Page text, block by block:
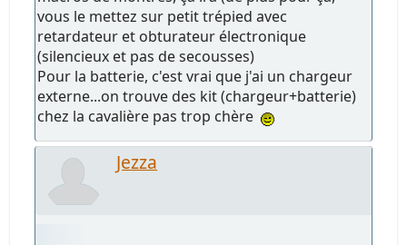
vous le mettez sur petit trépied avec
retardateur et obturateur électronique
(silencieux et pas de secousses)
Pour la batterie, c'est vrai que j'ai un chargeur
externe...on trouve des kit (chargeur+batterie)
chez la cavalière pas trop chère
Jezza